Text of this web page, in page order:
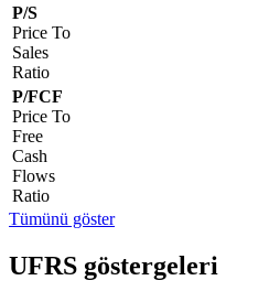
P/S
Price To
Sales
Ratio
P/FCF
Price To
Free
Cash
Flows
Ratio
Tümünü göster
UFRS göstergeleri